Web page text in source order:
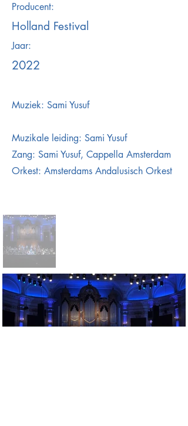
Producent:
Holland Festival
Jaar:
2022
Muziek: Sami Yusuf
Muzikale leiding: Sami Yusuf
Zang: Sami Yusuf, Cappella Amsterdam
Orkest: Amsterdams Andalusisch Orkest